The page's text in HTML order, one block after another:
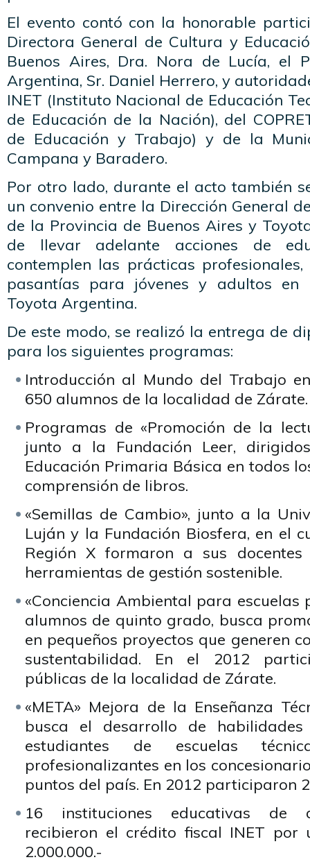
El evento contó con la honorable
Directora General de Cultura y
Buenos Aires, Dra. Nora de Lucía, el
Argentina, Sr. Daniel Herrero, y
INET (Instituto Nacional de Educación
de Educación de la Nación), del
de Educación y Trabajo) y de la
Campana y Baradero.
Por otro lado, durante el acto también
un convenio entre la Dirección General
de la Provincia de Buenos Aires y
de llevar adelante acciones de
contemplen las prácticas
pasantías para jóvenes y adultos en
Toyota Argentina.
De este modo, se realizó la entrega de
para los siguientes programas:
Introducción al Mundo del Trabajo
650 alumnos de la localidad de Zárate.
Programas de «Promoción de la
junto a la Fundación Leer,
Educación Primaria Básica en todos
comprensión de libros.
«Semillas de Cambio», junto a la
Luján y la Fundación Biosfera, en el
Región X formaron a sus
herramientas de gestión sostenible.
«Conciencia Ambiental para escuelas
alumnos de quinto grado, busca
en pequeños proyectos que generen
sustentabilidad. En el 2012
públicas de la localidad de Zárate.
«META» Mejora de la Enseñanza
busca el desarrollo de
estudiantes de escuelas
profesionalizantes en los
puntos del país. En 2012 participaron
16 instituciones educativas de
recibieron el crédito fiscal INET
2.000.000.-